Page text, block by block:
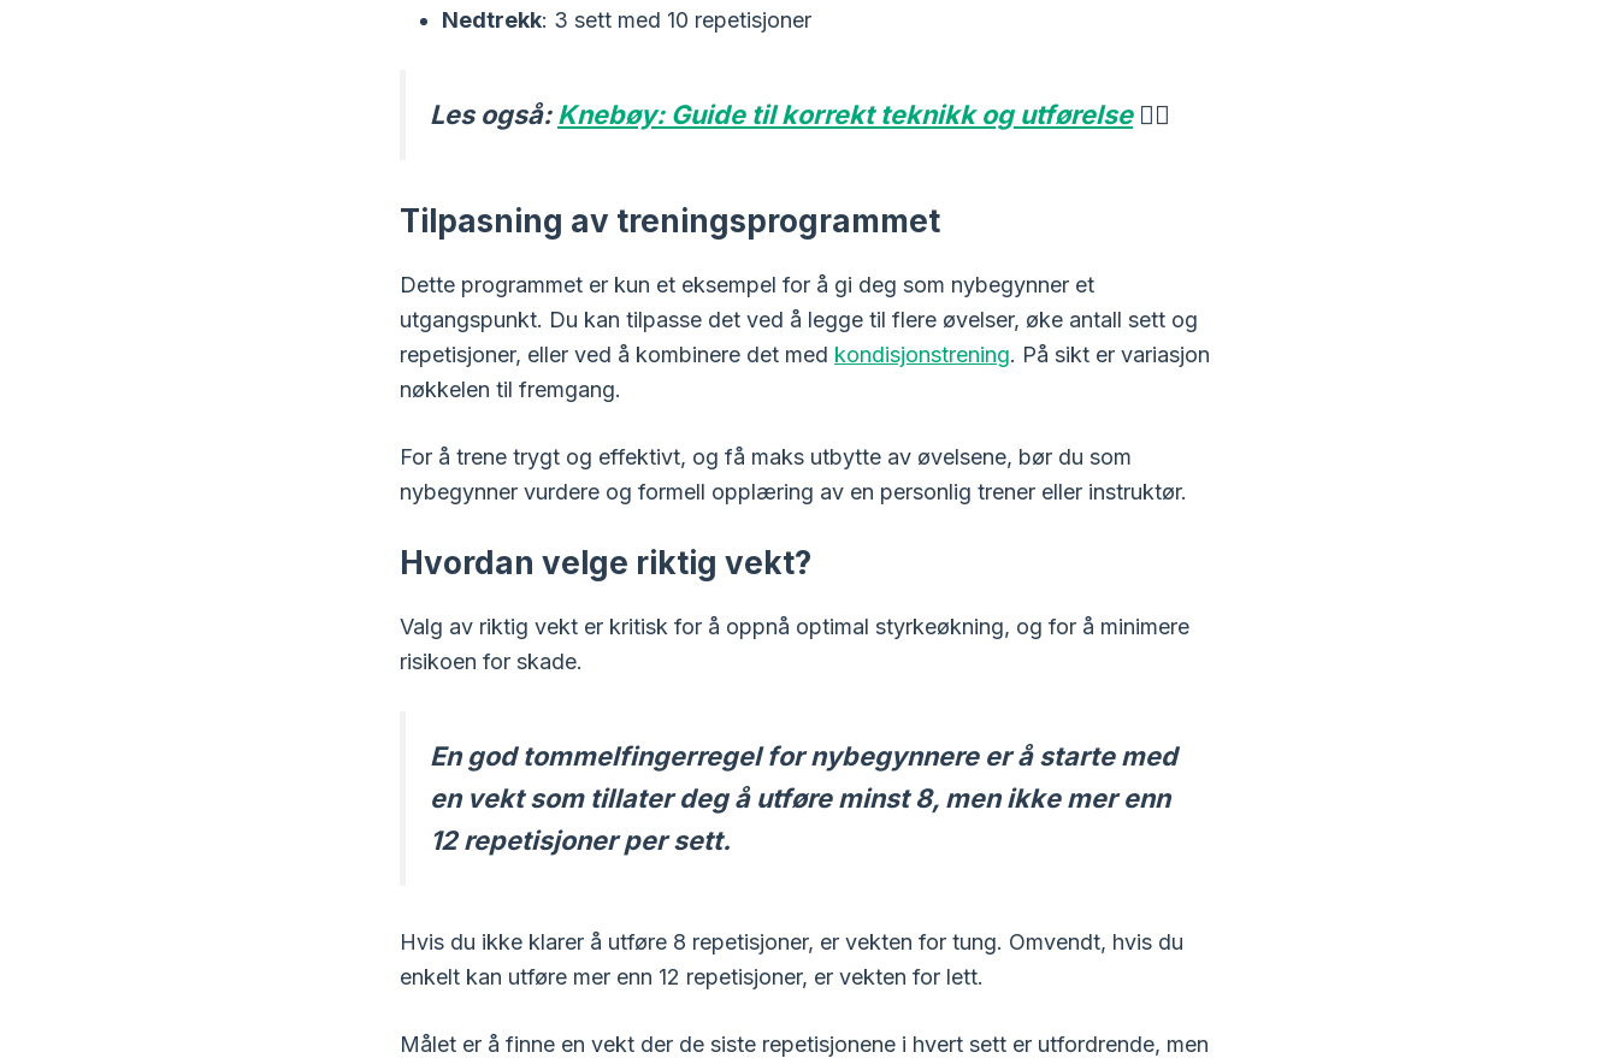
Nedtrekk: 3 sett med 10 repetisjoner
Les også:Knebøy: Guide til korrekt teknikk og utførelse🏋️‍♀️
Tilpasning av treningsprogrammet
Dette programmet er kun et eksempel for å gi deg som nybegynner et
utgangspunkt. Du kan tilpasse det ved å legge til flere øvelser, øke antall sett og
repetisjoner, eller ved å kombinere det med kondisjonstrening. På sikt er variasjon
nøkkelen til fremgang.
For å trene trygt og effektivt, og få maks utbytte av øvelsene, bør du som
nybegynner vurdere og formell opplæring av en personlig trener eller instruktør.
Hvordan velge riktig vekt?
Valg av riktig vekt er kritisk for å oppnå optimal styrkeøkning, og for å minimere
risikoen for skade.
En god tommelfingerregel for nybegynnere er å starte med
en vekt som tillater deg å utføre minst 8, men ikke mer enn
12 repetisjoner per sett.
Hvis du ikke klarer å utføre 8 repetisjoner, er vekten for tung. Omvendt, hvis du
enkelt kan utføre mer enn 12 repetisjoner, er vekten for lett.
Målet er å finne en vekt der de siste repetisjonene i hvert sett er utfordrende, men